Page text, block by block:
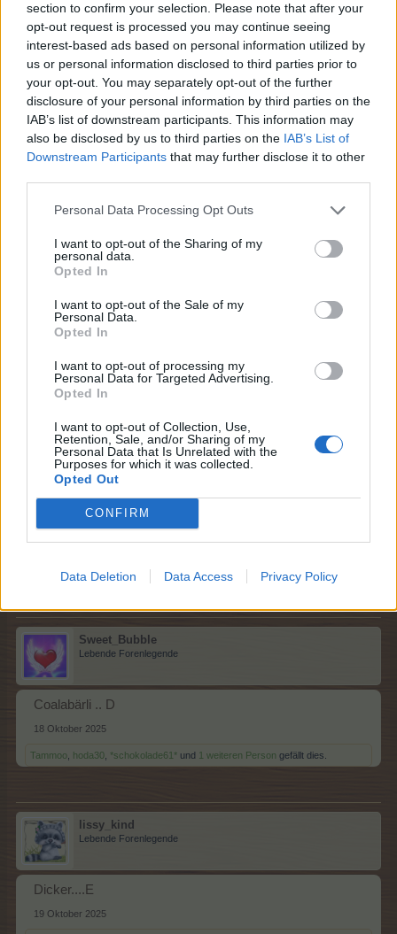
section to confirm your selection. Please note that after your
opt-out request is processed you may continue seeing
interest-based ads based on personal information utilized by
us or personal information disclosed to third parties prior to
your opt-out. You may separately opt-out of the further
disclosure of your personal information by third parties on the
IAB’s list of downstream participants. This information may
also be disclosed by us to third parties on the IAB’s List of
Downstream Participants that may further disclose it to other
Personal Data Processing Opt Outs
I want to opt-out of the Sharing of my
personal data.
Opted In
I want to opt-out of the Sale of my
Personal Data.
Opted In
I want to opt-out of processing my
Personal Data for Targeted Advertising.
Opted In
I want to opt-out of Collection, Use,
Retention, Sale, and/or Sharing of my
Personal Data that Is Unrelated with the
Purposes for which it was collected.
Opted Out
CONFIRM
Data Deletion Data Access Privacy Policy
Tammoo ,hoda30,*schokolade61*und1 weiteren Persongefällt dies.
suscha
Lebende Forenlegende
Zaubermaus ... A
*schokolade61*
Äffchen........B
Tammoo,hoda30 ,Sweet_Bubbleund1 weiteren Persongefällt dies.
lissy_kind
Lebende Forenlegende
Baby....C
18 Oktober 2025
Tammoo hoda30 , *schokolade61* und 1 weiteren Person gefällt dies.
Sweet_Bubble
Lebende Forenlegende
Coalabärli .. D
18 Oktober 2025
Tammoo hoda30 *schokolade61* und 1 weiteren Person gefällt dies.
lissy_kind
Lebende Forenlegende
Dicker....E
19 Oktober 2025